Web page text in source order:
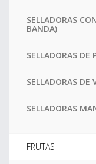
SELLADORAS
BANDA)
SELLADORAS DE
SELLADORAS DE
SELLADORAS
FRUTAS